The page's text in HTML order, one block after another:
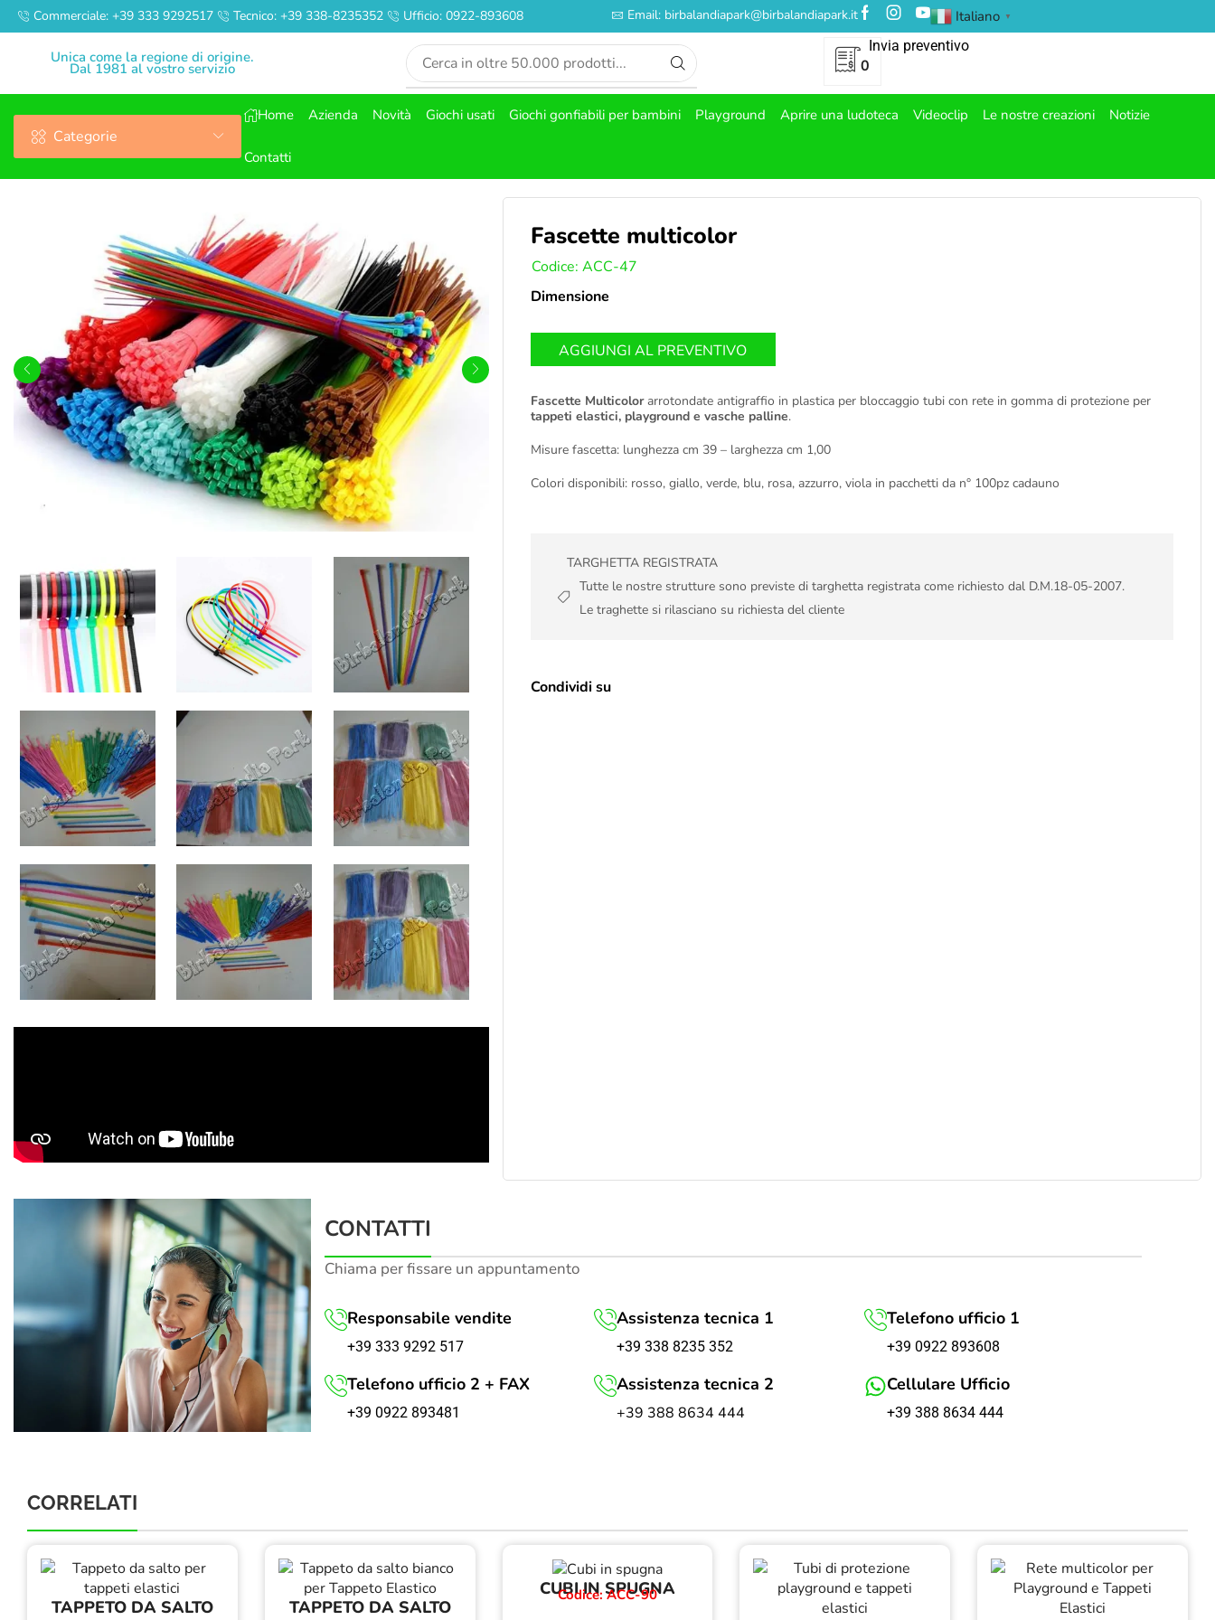
Commerciale: +39 333 9292517 Tecnico: +39 338-8235352 Ufficio: 0922-893608 Email: birbalandiapark@birbalandiapark.it Italiano ▼
Unica come la regione di origine.
Dal 1981 al vostro servizio 0
Invia preventivo
Categorie
Home Azienda Novità Giochi usati Giochi gonfiabili per bambini Playground Aprire una ludoteca Videoclip Le nostre creazioni Notizie
Contatti
Fascette multicolor
Codice: ACC-47
Dimensione
AGGIUNGI AL PREVENTIVO
Fascette Multicolorarrotondate antigraffio in plastica per bloccaggio tubi con rete in gomma di protezione per
tappeti elastici, playground e vasche palline.
Misure fascetta: lunghezza cm 39 – larghezza cm 1,00
Colori disponibili: rosso, giallo, verde, blu, rosa, azzurro, viola in pacchetti da n° 100pz cadauno
TARGHETTA REGISTRATA
Tutte le nostre strutture sono previste di targhetta registrata come richiesto dal D.M.18-05-2007.
Le traghette si rilasciano su richiesta del cliente
Condividi su
CONTATTI
Chiama per fissare un appuntamento
Responsabile vendite
+39 333 9292 517
Assistenza tecnica 1
+39 338 8235 352
Telefono ufficio 1
+39 0922 893608
Telefono ufficio 2 + FAX
+39 0922 893481
Assistenza tecnica 2
+39 388 8634 444
Cellulare Ufficio
+39 388 8634 444
CORRELATI
TAPPETO DA SALTO
TAPPETO DA SALTO
CUBI IN SPUGNA
Codice: ACC-90